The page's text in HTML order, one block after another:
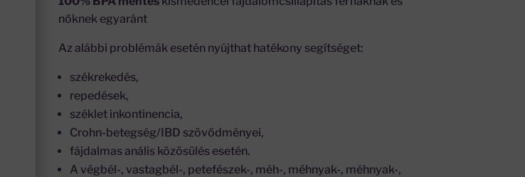
nőknek egyaránt
Az alábbi problémák esetén nyújthat hatékony segítséget:
székrekedés,
repedések,
széklet inkontinencia,
Crohn-betegség/IBD szövődményei,
fájdalmas anális közösülés esetén.
A végbél-, vastagbél-, petefészek-, méh-, méhnyak-, méhnyak-,